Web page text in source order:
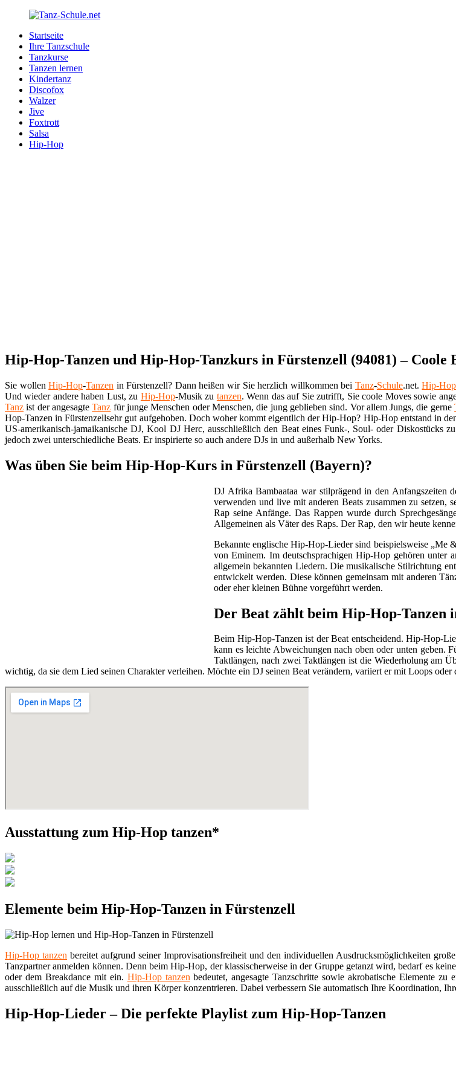
Zurück
Inhalt
Tanz-
Schule.net
Ihre
Tanzschule
Internet
Startseite
Ihre Tanzschule
Tanzkurse
Tanzen lernen
Kindertanz
Discofox
Walzer
Jive
Foxtrott
Salsa
Hip-Hop
Hip-Hop-Tanzen und Hip-Hop-Tanzkurs in Fürstenzell (94081) – Coole
Sie wollenHip-Hop-Tanzen in Fürstenzell? Dann heißen wir Sie herzlich willkommen bei Tanz-Schule.net.Hip-Hop
Und wieder andere haben Lust, zu Hip-Hop-Musik zu tanzen. Wenn das auf Sie zutrifft, Sie coole Moves sowie
Tanz ist der angesagteTanz für junge Menschen oder Menschen, die jung geblieben sind. Vor allem Jungs, die gerne
Hop-Tanzen in Fürstenzellsehr gut aufgehoben. Doch woher kommt eigentlich der Hip-Hop? Hip-Hop entstand in
US-amerikanisch-jamaikanische DJ, Kool DJ Herc, ausschließlich den Beat eines Funk-, Soul- oder Diskostücks
jedoch zwei unterschiedliche Beats. Er inspirierte so auch andere DJs in und außerhalb New Yorks.
Was üben Sie beim Hip-Hop-Kurs in Fürstenzell (Bayern)?
DJ Afrika Bambaataa war stilprägend in den Anfangszeiten
verwenden und live mit anderen Beats zusammen zu setzen,
Rap seine Anfänge. Das Rappen wurde durch
Allgemeinen als Väter des Raps. Der Rap, den wir heute
Bekannte englische Hip-Hop-Lieder sind beispielsweise „Me
von Eminem. Im deutschsprachigen Hip-Hop gehören unter
allgemein bekannten Liedern. Die musikalische Stilrichtung
entwickelt werden. Diese können gemeinsam mit anderen
oder eher kleinen Bühne vorgeführt werden.
Der Beat zählt beim Hip-Hop-Tanzen
Beim Hip-Hop-Tanzen ist der Beat entscheidend. Hip-Hop-
kann es leichte Abweichungen nach oben oder unten geben.
Taktlängen, nach zwei Taktlängen ist die Wiederholung am
wichtig, da sie dem Lied seinen Charakter verleihen. Möchte ein DJ seinen Beat verändern, variiert er mit Loops
Ausstattung zum Hip-Hop tanzen*
Elemente beim Hip-Hop-Tanzen in Fürstenzell
Hip-Hop tanzen bereitet aufgrund seiner Improvisationsfreiheit und den individuellen Ausdrucksmöglichkeiten
Tanzpartner anmelden können. Denn beim Hip-Hop, der klassischerweise in der Gruppe getanzt wird, bedarf es
oder dem Breakdance mit ein. Hip-Hop tanzen bedeutet, angesagte Tanzschritte sowie akrobatische Elemente
ausschließlich auf die Musik und ihren Körper konzentrieren. Dabei verbessern Sie automatisch Ihre Koordination,
Hip-Hop-Lieder – Die perfekte Playlist zum Hip-Hop-Tanzen